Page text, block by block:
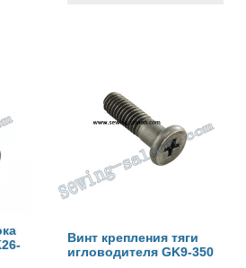
Винт крепления тяги
игловодителя GK9-350